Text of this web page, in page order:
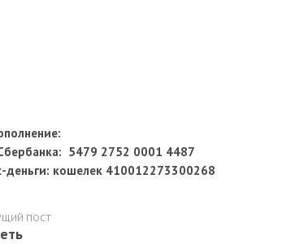
5479 2752 0001 4487
деньги: кошелек 410012273300268
ПОСТ